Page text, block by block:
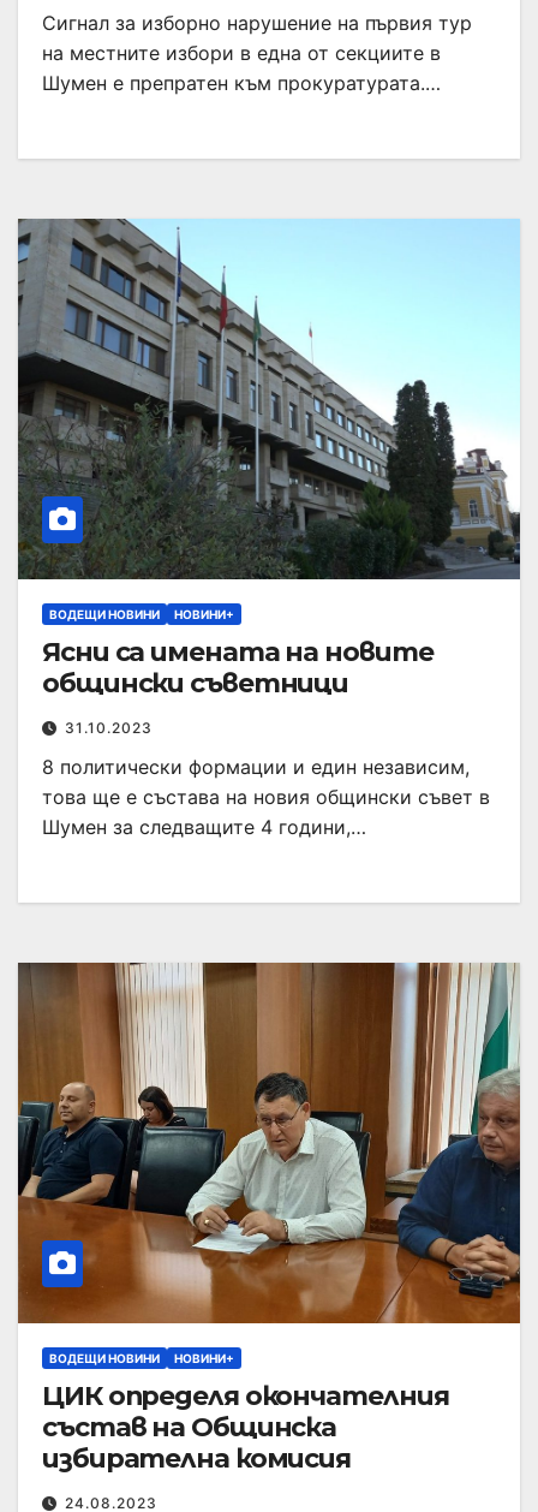
Сигнал за изборно нарушение на първия тур
на местните избори в една от секциите в
Шумен е препратен към прокуратурата.…
ВОДЕЩИ НОВИНИ НОВИНИ+
Ясни са имената на новите
общински съветници
31.10.2023
8 политически формации и един независим,
това ще е състава на новия общински съвет в
Шумен за следващите 4 години,…
ВОДЕЩИ НОВИНИ НОВИНИ+
ЦИК определя окончателния
състав на Общинска
избирателна комисия
24.08.2023